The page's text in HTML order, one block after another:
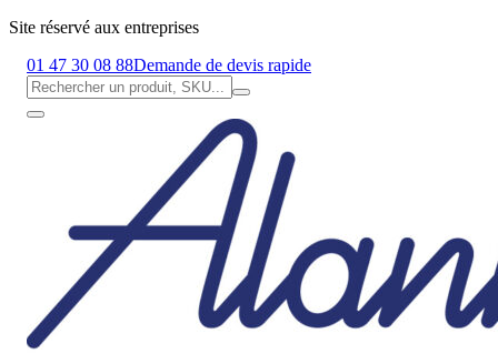
Site réservé aux entreprises
01 47 30 08 88Demande de devis rapide